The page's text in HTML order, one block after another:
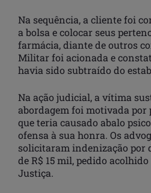
Na sequência, a cliente foi
a bolsa e colocar seus
farmácia, diante de outros
Militar foi acionada e
havia sido subtraído do
Na ação judicial, a vítima
abordagem foi motivada por
que teria causado abalo
ofensa à sua honra. Os
solicitaram indenização por
de R$ 15 mil, pedido
Justiça.